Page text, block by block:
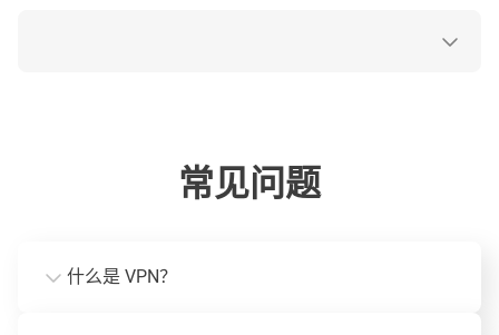
常见问题
什么是 VPN？